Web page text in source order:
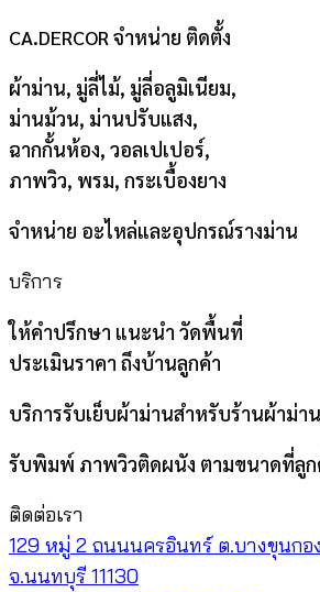
CA.DERCOR จำหน่าย ติดตั้ง
ผ้าม่าน, มู่ลี่ไม้, มู่ลี่อลูมิเนียม,
ม่านม้วน, ม่านปรับแสง,
ฉากกั้นห้อง, วอลเปเปอร์,
ภาพวิว, พรม, กระเบื้องยาง
จำหน่าย อะไหล่และอุปกรณ์รางม่าน
บริการ
ให้คำปรึกษา แนะนำ วัดพื้นที่
ประเมินราคา ถึงบ้านลูกค้า
บริการรับเย็บผ้าม่านสำหรับร้านผ้าม่า
รับพิมพ์ ภาพวิวติดผนัง ตามขนาดที่ลูก
ติดต่อเรา
129 หมู่ 2 ถนนนครอินทร์ ต.บางขุนกอ
จ.นนทบุรี 11130